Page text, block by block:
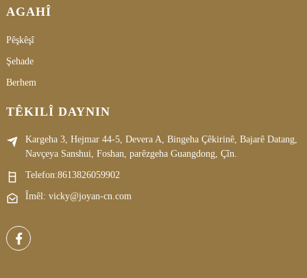
AGAHÎ
Pêşkêşî
Şehade
Berhem
TÊKILÎ DAYNIN
Kargeha 3, Hejmar 44-5, Devera A, Bingeha Çêkirinê, Bajarê Datang,
Navçeya Sanshui, Foshan, parêzgeha Guangdong, Çîn.
Telefon:8613826059902
Îmêl: vicky@joyan-cn.com